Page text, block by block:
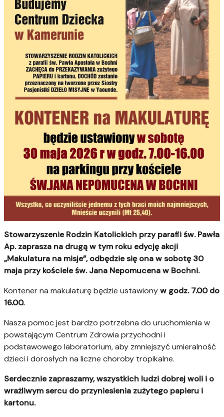
Stowarzyszenie Rodzin Katolickich przy parafii św. Pawła
Ap. zaprasza na drugą w tym roku edycję akcji
„Makulatura na misje”, odbędzie się ona w sobotę30
maja przy kościele św. Jana Nepomucena w Bochni.
Kontener na makulaturę będzie ustawionyw godz. 7.00 do
16.00.
Nasza pomoc jest bardzo potrzebna do uruchomienia w
powstającym Centrum Zdrowia przychodni i
podstawowego laboratorium, aby zmniejszyć umieralność
dzieci i dorosłych na liczne choroby tropikalne.
Serdecznie zapraszamy, wszystkich ludzi dobrej woli i o
wrażliwym sercu do przyniesienia zużytego papieru i
kartonu.